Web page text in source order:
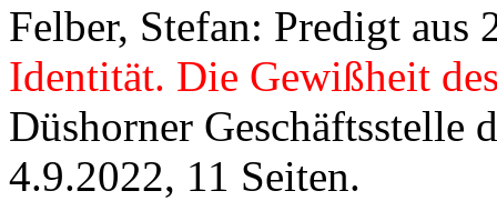
Felber, Stefan: Predigt aus
Identität. Die Gewißheit
Düshorner Geschäftsstelle
4.9.2022, 11 Seiten.